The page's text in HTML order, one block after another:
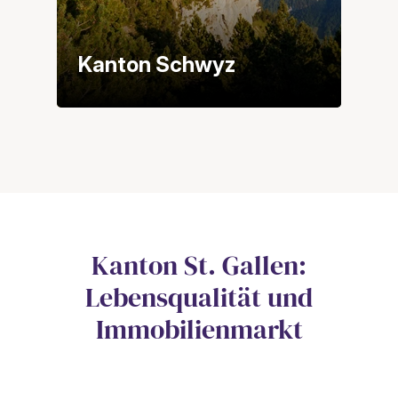
Kanton Schwyz
Kanton St. Gallen:
Lebensqualität und
Immobilienmarkt